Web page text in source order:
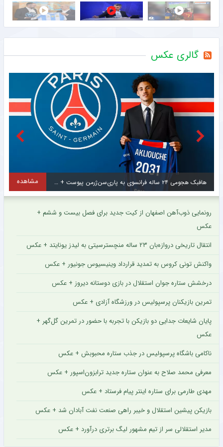
گالری عکس
از کیت جذاب تیم مطرح اروپایی رونمایی شد + عکس مشاهده
رونمایی ذوب‌آهن اصفهان از کیت جدید برای فصل بیست و ششم +
عکس
انتقال تاریخی دروازه‌بان ۲۳ ساله منچسترسیتی به لیدز یونایتد + عکس
واکنش تونی کروس به تمدید قرارداد وینیسیوس جونیور + عکس
درخشش ستاره جوان استقلال در بازی دوستانه دیروز + عکس
تمرین بازیکنان پرسپولیس در ورزشگاه آزادی + عکس
پایان شایعات جدایی دو بازیکن با تجربه با حضور در تمرین گل‌گهر +
عکس
ناکامی باشگاه پرسپولیس در جذب ستاره محبوبش + عکس
معرفی محمد صلاح به عنوان ستاره جدید ترابزون‌اسپور + عکس
مهدی طارمی برای ستاره اینتر پیام فرستاد + عکس
بازیکن پیشین استقلال و خیبر راهی صنعت نفت آبادان شد + عکس
مدیر استقلالی سر از تیم مشهور لیگ برتری درآورد + عکس